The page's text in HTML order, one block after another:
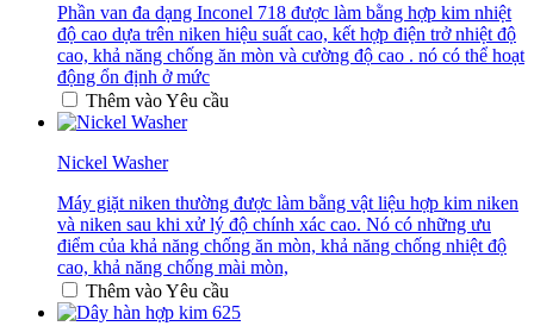
Phần van đa dạng Inconel 718 được làm bằng hợp kim nhiệt
độ cao dựa trên niken hiệu suất cao, kết hợp điện trở nhiệt độ
cao, khả năng chống ăn mòn và cường độ cao . nó có thể hoạt
động ổn định ở mức
Thêm vào Yêu cầu
Nickel Washer
Máy giặt niken thường được làm bằng vật liệu hợp kim niken
và niken sau khi xử lý độ chính xác cao. Nó có những ưu
điểm của khả năng chống ăn mòn, khả năng chống nhiệt độ
cao, khả năng chống mài mòn,
Thêm vào Yêu cầu